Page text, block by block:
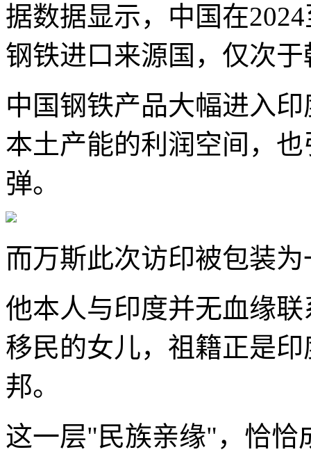
据数据显示，中国在
钢铁进口来源国，仅次于
中国钢铁产品大幅进入
本土产能的利润空间，
弹。
而万斯此次访印被包装
他本人与印度并无血缘
移民的女儿，祖籍正是
邦。
这一层"民族亲缘"，恰恰